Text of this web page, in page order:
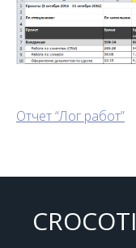
Отчет “Лог работ”